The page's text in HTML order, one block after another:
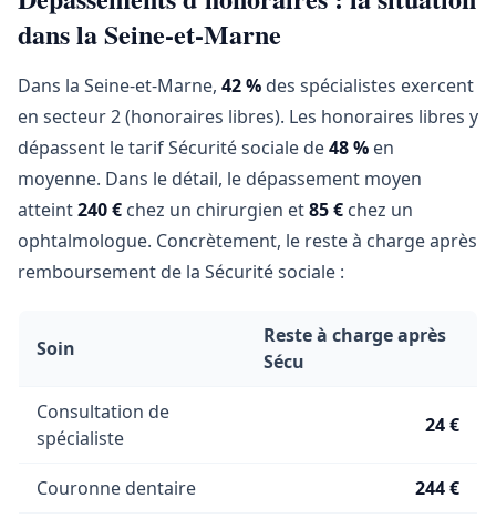
dans la Seine-et-Marne
Dans la Seine-et-Marne, 42 % des spécialistes exercent
en secteur 2 (honoraires libres). Les honoraires libres y
dépassent le tarif Sécurité sociale de48 % en
moyenne. Dans le détail, le dépassement moyen
atteint240 € chez un chirurgien et85 € chez un
ophtalmologue. Concrètement, le reste à charge après
remboursement de la Sécurité sociale :
Soin
Reste à charge après
Sécu
Consultation de
spécialiste
24 €
Couronne dentaire 244 €